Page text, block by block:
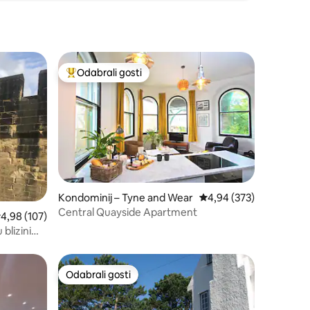
„Odabrali gosti”
ocjena: 4,98/5, recenzija: 107
4,98 (107)
blizini
Među najviše rangiranima s oznakom „Odabrali gosti”
Odabrali gosti
Kondominij – Tyne and Wear Prosječna ocjena:
4,94 (373)
Central Quayside Apartment
„Odabrali gosti”
Odabrali gosti
Odabrali gosti